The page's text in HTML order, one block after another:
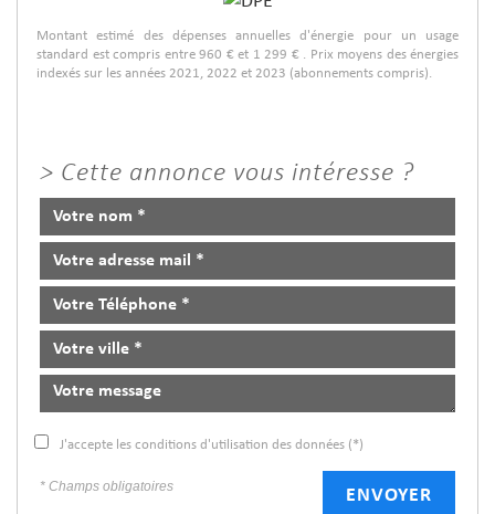
Montant estimé des dépenses annuelles d'énergie pour un usage
standard est compris entre 960 € et 1 299 € . Prix moyens des énergies
indexés sur les années 2021, 2022 et 2023 (abonnements compris).
> Cette annonce vous intéresse ?
J'accepte les conditions d'utilisation des données (*)
* Champs obligatoires ENVOYER